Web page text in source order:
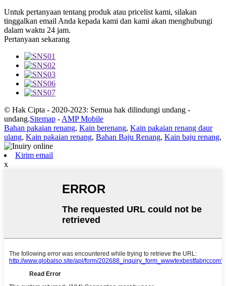
Untuk pertanyaan tentang produk atau pricelist kami, silakan
tinggalkan email Anda kepada kami dan kami akan menghubungi
dalam waktu 24 jam.
Pertanyaan sekarang
© Hak Cipta - 2020-2023: Semua hak dilindungi undang -
undang.Sitemap - AMP Mobile
Bahan pakaian renang, Kain berenang, Kain pakaian renang daur
ulang, Kain pakaian renang, Bahan Baju Renang, Kain baju renang,
Kirim email
x